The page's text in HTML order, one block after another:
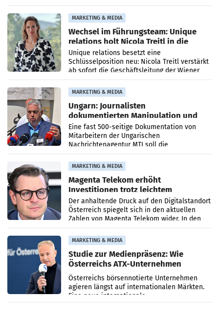
MARKETING & MEDIA
Wechsel im Führungsteam: Unique
relations holt Nicola Treitl in die
Geschäftsleitung
Unique relations besetzt eine
Schlüsselposition neu: Nicola Treitl verstärkt
ab sofort die Geschäftsleitung der Wiener
PR-Agentur an der Seite von Josef Kalina und
Anna Kalina-Mahr.
MARKETING & MEDIA
Ungarn: Journalisten
dokumentierten Manipulation und
Zensur
Eine fast 500-seitige Dokumentation von
Mitarbeitern der Ungarischen
Nachrichtenagentur MTI soll die
systematische Nachrichten-Manipulation und
Zensur bei der Agentur während der Zeit
MARKETING & MEDIA
Magenta Telekom erhöht
Investitionen trotz leichtem
Umsatzrückgang
Der anhaltende Druck auf den Digitalstandort
Österreich spiegelt sich in den aktuellen
Zahlen von Magenta Telekom wider. In den
ersten sechs Monaten des laufenden Jahres
verzeichnete
MARKETING & MEDIA
Studie zur Medienpräsenz: Wie
Österreichs ATX-Unternehmen
international wahrgenommen
werden
Österreichs börsennotierte Unternehmen
agieren längst auf internationalen Märkten.
Eine neue internationale
Medienresonanzanalyse untersucht die